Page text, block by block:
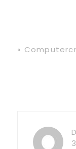
Vorig
«